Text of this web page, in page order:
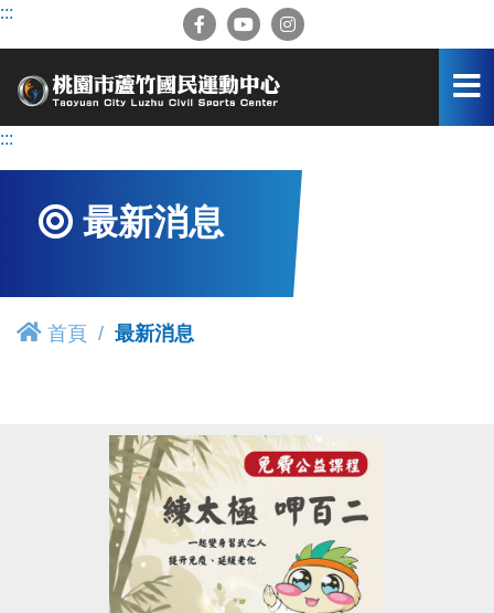
跳
容
:::
:::
最新消息
首頁 最新消息